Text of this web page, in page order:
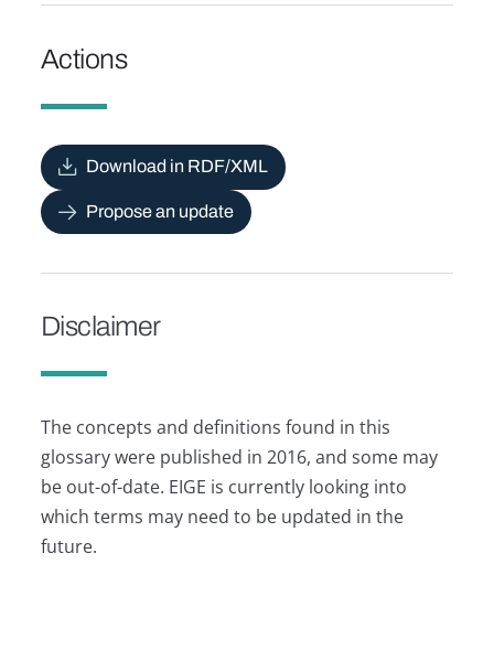
Actions
Download in RDF/XML
Propose an update
Disclaimer
The concepts and definitions found in this
glossary were published in 2016, and some may
be out-of-date. EIGE is currently looking into
which terms may need to be updated in the
future.